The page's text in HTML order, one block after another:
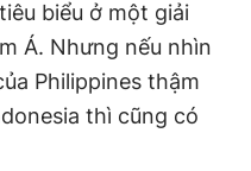
biểu ở một giải
Á. Nhưng nếu nhìn
Philippines thậm
thì cũng có